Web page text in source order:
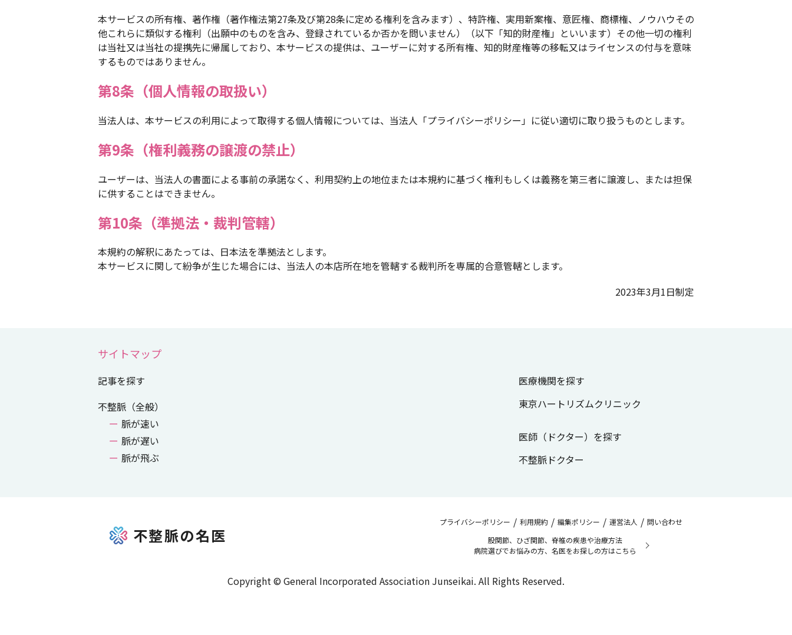
本サービスの所有権、著作権（著作権法第27条及び第28条に定める権利を含みます）、特許権、実用新案権、意匠権、商標権、ノウハウその
他これらに類似する権利（出願中のものを含み、登録されているか否かを問いません）（以下「知的財産権」といいます）その他一切の権利
は当社又は当社の提携先に帰属しており、本サービスの提供は、ユーザーに対する所有権、知的財産権等の移転又はライセンスの付与を意味
するものではありません。
第8条（個人情報の取扱い）
当法人は、本サービスの利用によって取得する個人情報については、当法人「プライバシーポリシー」に従い適切に取り扱うものとします。
第9条（権利義務の譲渡の禁止）
ユーザーは、当法人の書面による事前の承諾なく、利用契約上の地位または本規約に基づく権利もしくは義務を第三者に譲渡し、または担保
に供することはできません。
第10条（準拠法・裁判管轄）
本規約の解釈にあたっては、日本法を準拠法とします。
本サービスに関して紛争が生じた場合には、当法人の本店所在地を管轄する裁判所を専属的合意管轄とします。
2023年3月1日制定
サイトマップ
記事を探す
不整脈（全般）
脈が速い
脈が遅い
脈が飛ぶ
医療機関を探す
東京ハートリズムクリニック
医師（ドクター）を探す
不整脈ドクター
不整脈の名医
プライバシーポリシー / 利用規約 / 編集ポリシー / 運営法人 / 問い合わせ
股関節、ひざ関節、脊椎の疾患や治療方法
病院選びでお悩みの方、名医をお探しの方はこちら
Copyright © General Incorporated Association Junseikai. All Rights Reserved.